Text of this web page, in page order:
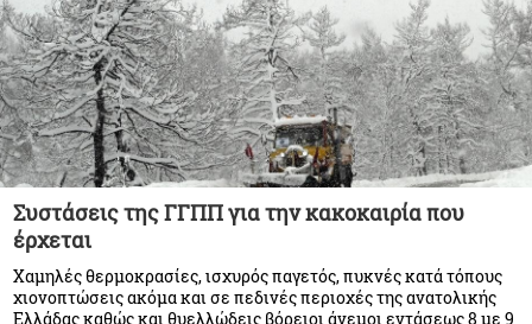
Συστάσεις της ΓΓΠΠ για την κακοκαιρία που
έρχεται
Χαμηλές θερμοκρασίες, ισχυρός παγετός, πυκνές κατά τόπους
χιονοπτώσεις ακόμα και σε πεδινές περιοχές της ανατολικής